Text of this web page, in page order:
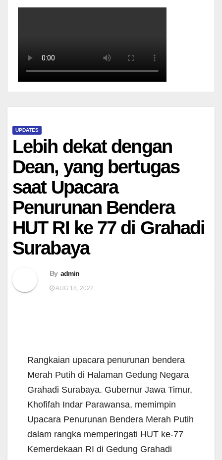
UPDATES
Lebih dekat dengan
Dean, yang bertugas
saat Upacara
Penurunan Bendera
HUT RI ke 77 di Grahadi
Surabaya
By admin
AUG 18, 2022
Rangkaian upacara penurunan bendera
Merah Putih di Halaman Gedung Negara
Grahadi Surabaya. Gubernur Jawa Timur,
Khofifah Indar Parawansa, memimpin
Upacara Penurunan Bendera Merah Putih
dalam rangka memperingati HUT ke-77
Kemerdekaan RI di Gedung Grahadi